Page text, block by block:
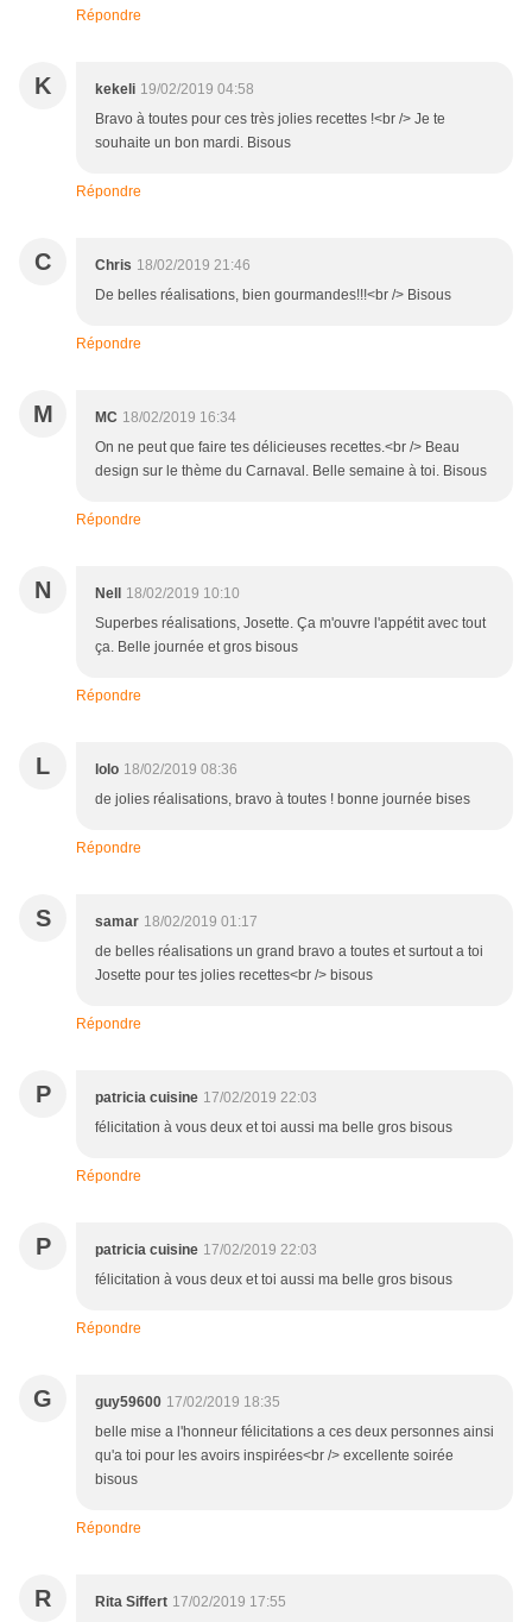
Répondre
K kekeli 19/02/2019 04:58
Bravo à toutes pour ces très jolies recettes !<br /> Je te
souhaite un bon mardi. Bisous
Répondre
C Chris 18/02/2019 21:46
De belles réalisations, bien gourmandes!!!<br /> Bisous
Répondre
M MC 18/02/2019 16:34
On ne peut que faire tes délicieuses recettes.<br /> Beau
design sur le thème du Carnaval. Belle semaine à toi. Bisous
Répondre
N Nell
18/02/2019 10:10
Superbes réalisations, Josette. Ça m'ouvre l'appétit avec tout
ça. Belle journée et gros bisous
Répondre
L lolo 18/02/2019 08:36
de jolies réalisations, bravo à toutes ! bonne journée bises
Répondre
S samar 18/02/2019 01:17
de belles réalisations un grand bravo a toutes et surtout a toi
Josette pour tes jolies recettes<br /> bisous
Répondre
P patricia cuisine 17/02/2019 22:03
félicitation à vous deux et toi aussi ma belle gros bisous
Répondre
P patricia cuisine 17/02/2019 22:03
félicitation à vous deux et toi aussi ma belle gros bisous
Répondre
G guy59600 17/02/2019 18:35
belle mise a l'honneur félicitations a ces deux personnes ainsi
qu'a toi pour les avoirs inspirées<br /> excellente soirée
bisous
Répondre
R Rita Siffert 17/02/2019 17:55